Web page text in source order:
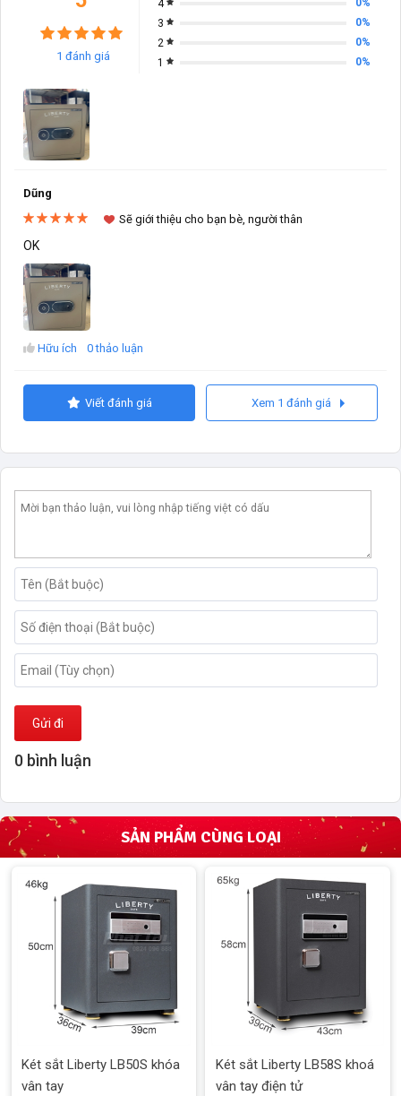
1 đánh giá
4
0%
3
0%
2
0%
1
0%
Dũng
Sẽ giới thiệu cho bạn bè, người thân
OK
Hữu ích 0 thảo luận
Viết đánh giá Xem 1 đánh giá
Gửi đi
0 bình luận
SẢN PHẨM CÙNG LOẠI
Két sắt Liberty LB50S khóa
vân tay
Két sắt Liberty LB58S khoá
vân tay điện tử